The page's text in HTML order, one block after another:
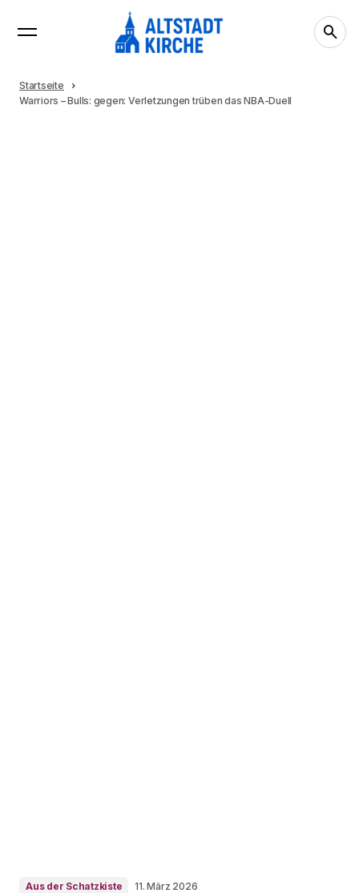
Startseite
Warriors – Bulls: gegen: Verletzungen trüben das NBA-Duell
Aus der Schatzkiste 11. März 2026